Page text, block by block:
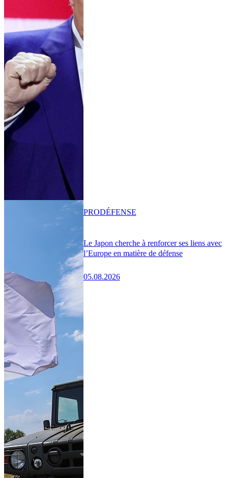
Le Japon cherche à renforcer ses liens avec
l’Europe en matière de défense
05.08.2026
PRODÉFENSE